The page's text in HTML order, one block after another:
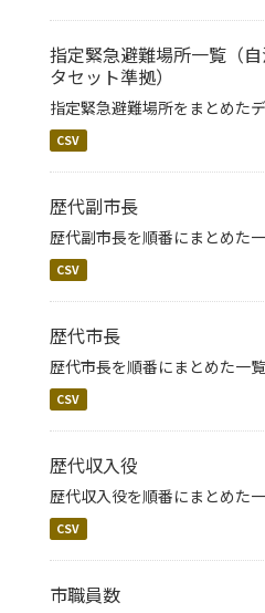
指定緊急避難場所一覧（
タセット準拠）
指定緊急避難場所をまとめた
CSV
歴代副市長
歴代副市長を順番にまとめた一
CSV
歴代市長
歴代市長を順番にまとめた一覧
CSV
歴代収入役
歴代収入役を順番にまとめた一
CSV
市職員数